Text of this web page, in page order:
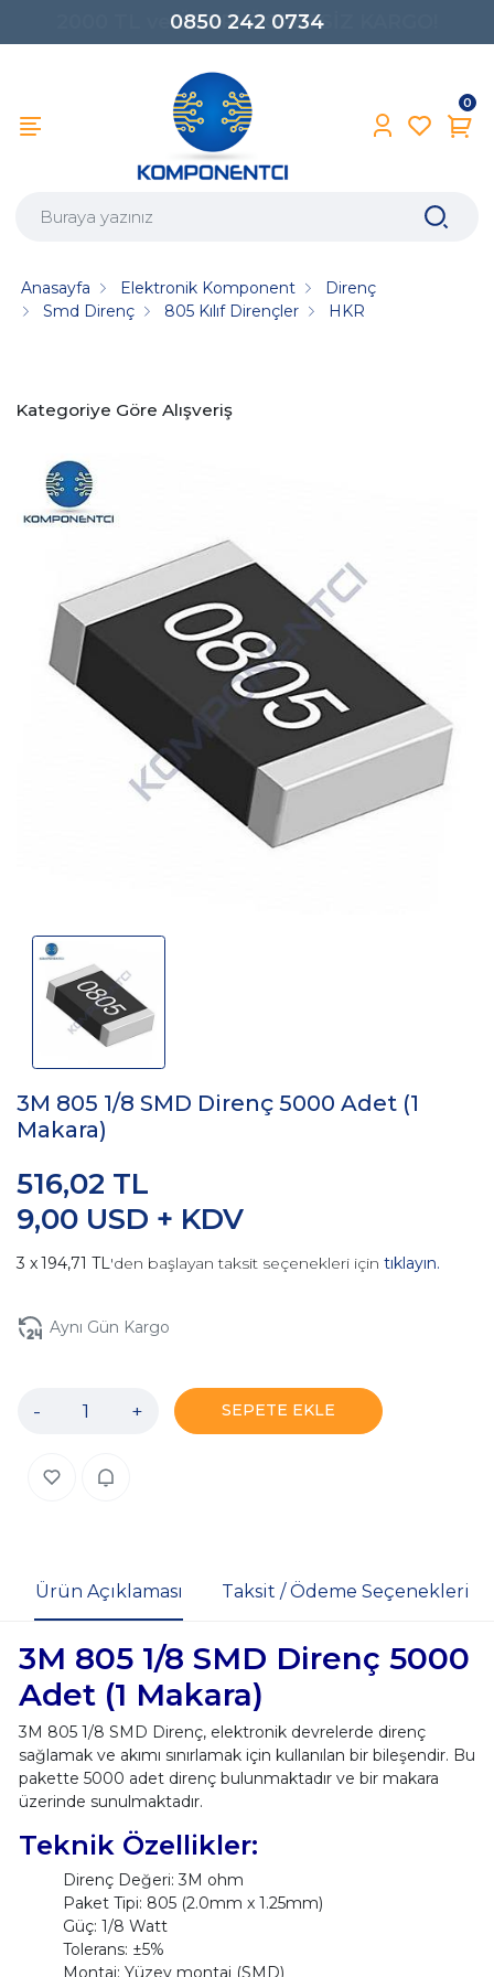
0850 242 0734
0
Anasayfa Elektronik Komponent
Direnç
Smd Direnç
805 Kılıf Dirençler HKR
Kategoriye Göre Alışveriş
3M 805 1/8 SMD Direnç 5000 Adet (1
Makara)
9,00 USD + KDV
516,02 TL
194,71 TL'den başlayan taksit seçenekleri için tıklayın.
Aynı Gün Kargo
- + SEPETE EKLE
Ürün Açıklaması Taksit / Ödeme Seçenekleri
3M 805 1/8 SMD Direnç 5000
Adet (1 Makara)
3M 805 1/8 SMD Direnç, elektronik devrelerde direnç
sağlamak ve akımı sınırlamak için kullanılan bir bileşendir. Bu
pakette 5000 adet direnç bulunmaktadır ve bir makara
üzerinde sunulmaktadır.
Teknik Özellikler:
Direnç Değeri: 3M ohm
Paket Tipi: 805 (2.0mm x 1.25mm)
Güç: 1/8 Watt
Tolerans: ±5%
Montaj: Yüzey montaj (SMD)